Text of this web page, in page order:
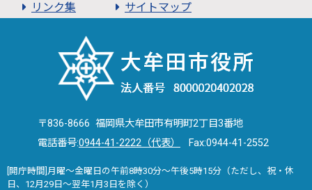
リンク集
サイトマップ
〒836-8666 福岡県大牟田市有明町2丁目3番地
電話番号:0944-41-2222（代表） Fax:0944-41-2552
[開庁時間]月曜～金曜日の午前8時30分～午後5時15分（ただし、祝・休
日、12月29日～翌年1月3日を除く）